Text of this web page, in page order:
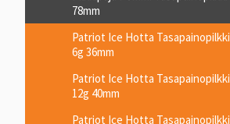
78mm
Patriot Ice Hotta Tasapainopilkki
6g 36mm
Patriot Ice Hotta Tasapainopilkki
12g 40mm
Patriot Ice Hotta Tasapainopilkki